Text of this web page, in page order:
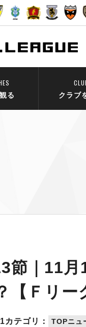
る クラブ
節｜11
【Ｆリー
カテゴリ： TOPニュ